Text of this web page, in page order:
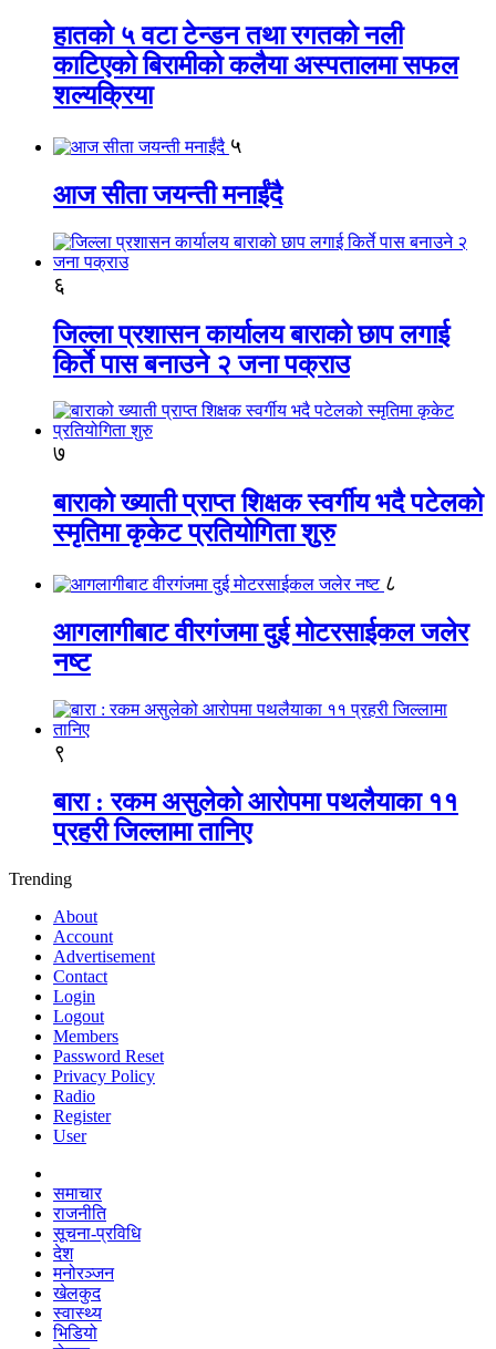
हातको ५ वटा टेन्डन तथा रगतको नली
काटिएको बिरामीको कलैया अस्पतालमा सफल
शल्यक्रिया
५
आज सीता जयन्ती मनाईंदै
६
जिल्ला प्रशासन कार्यालय बाराको छाप लगाई
किर्ते पास बनाउने २ जना पक्राउ
७
बाराको ख्याती प्राप्त शिक्षक स्वर्गीय भदै पटेलको
स्मृतिमा कृकेट प्रतियोगिता शुरु
८
आगलागीबाट वीरगंजमा दुई मोटरसाईकल जलेर
नष्ट
९
बारा : रकम असुलेको आरोपमा पथलैयाका ११
प्रहरी जिल्लामा तानिए
Trending
About
Account
Advertisement
Contact
Login
Logout
Members
Password Reset
Privacy Policy
Radio
Register
User
समाचार
राजनीति
सूचना-प्रविधि
देश
मनोरञ्जन
खेलकुद
स्वास्थ्य
भिडियो